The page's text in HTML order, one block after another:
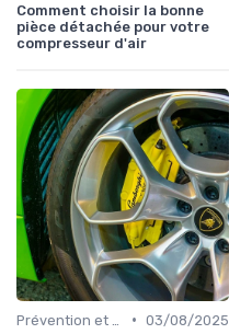
Comment choisir la bonne
pièce détachée pour votre
compresseur d'air
• 03/08/2025